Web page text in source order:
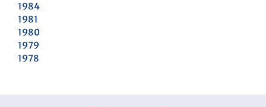
1984
1981
1980
1979
1978